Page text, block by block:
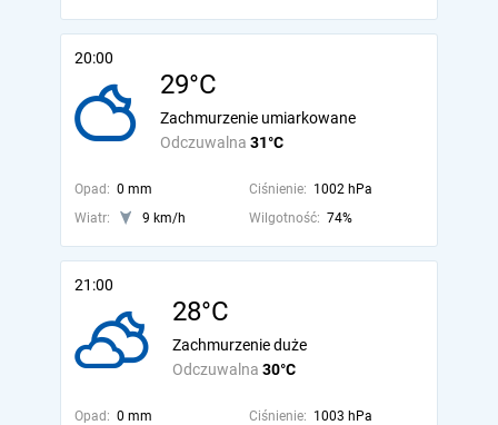
20:00
29°C
Odczuwalna 31°C
Zachmurzenie umiarkowane
Opad: 0 mm Ciśnienie: 1002 hPa
Wiatr:
9 km/h Wilgotność: 74%
21:00
28°C
Odczuwalna 30°C
Zachmurzenie duże
Opad: 0 mm Ciśnienie: 1003 hPa